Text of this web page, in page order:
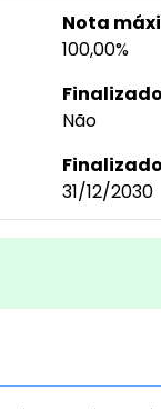
Nota
100,00%
Não
31/12/2030